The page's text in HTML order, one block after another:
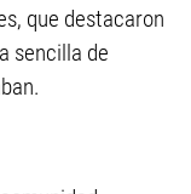
que destacaron
sencilla de